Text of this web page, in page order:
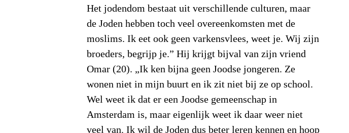
Het jodendom bestaat uit verschillende culturen, maar
de Joden hebben toch veel overeenkomsten met de
moslims. Ik eet ook geen varkensvlees, weet je. Wij zijn
broeders, begrijp je.” Hij krijgt bijval van zijn vriend
Omar (20). „Ik ken bijna geen Joodse jongeren. Ze
wonen niet in mijn buurt en ik zit niet bij ze op school.
Wel weet ik dat er een Joodse gemeenschap in
Amsterdam is, maar eigenlijk weet ik daar weer niet
veel van. Ik wil de Joden dus beter leren kennen en hoop